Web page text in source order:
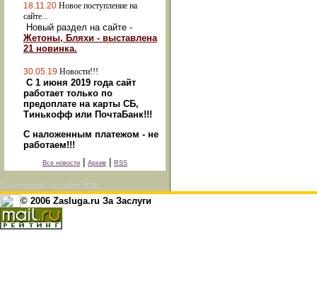
18.11.20 Новое поступление на
сайте...
Новый раздел на сайте -
Жетоны, Бляхи - выставлена
21 новинка.
30.05.19 Новости!!!
С 1 июня 2019 года сайт
работает только по
предоплате на карты СБ,
Тинькофф или ПочтаБанк!!!
С наложенным платежом - не
работаем!!!
Все новости Архив RSS
Посетителей на сайте: 212
© 2006 Zasluga.ru За Заслуги